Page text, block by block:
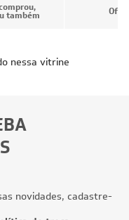
também
nessa vitrine
novidades, cadastre-